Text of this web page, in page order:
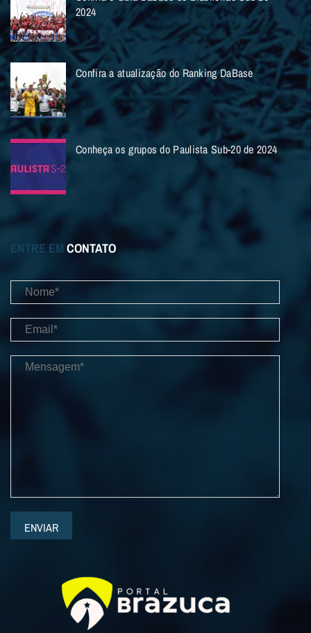
2024
Confira a atualização do Ranking DaBase
Conheça os grupos do Paulista Sub-20 de 2024
ENTRE EM CONTATO
ENVIAR